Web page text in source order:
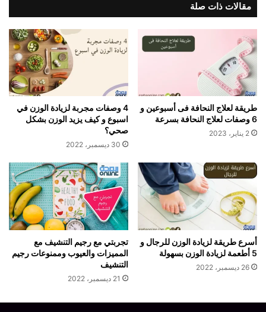
مقالات ذات صلة
طريقة لعلاج النحافة فى أسبوعين و
6 وصفات لعلاج النحافة بسرعة
2 يناير، 2023
4 وصفات مجربة لزيادة الوزن في
اسبوع و كيف يزيد الوزن بشكل
صحي؟
30 ديسمبر، 2022
أسرع طريقة لزيادة الوزن للرجال و
5 أطعمة لزيادة الوزن بسهولة
26 ديسمبر، 2022
تجربتي مع رجيم التنشيف مع
المميزات والعيوب وممنوعات رجيم
التنشيف
21 ديسمبر، 2022